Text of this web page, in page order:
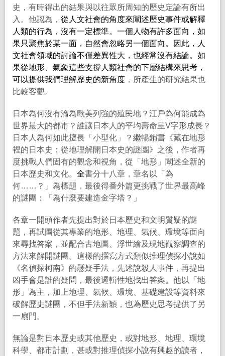
史，有時得出的結果與以往眾所周知的歷史定論有所出
入。他認為， 從人文社會的角度來闡述歷史事件或解釋
人類的行為，沒有一定標準。一個人物有許多面向，如
果只聚焦於某一面，自然會忽略另一個面向。因此，人
文社會領域的討論不僅差異性大，也經常沒有結論。如
果從地形、氣象這些支撐人類社會的下層結構來思考，
可以提供我們理解歷史的新角度 ，所產生的研究結果也
比較客觀。
日本為何沒有淪為歐美列強的殖民地？江戶為何能成為
世界最大的都市？誰讓日本人的平均壽命呈V字形成長？
日本人為何如此擅長「小型化」？繼暢銷書《藏在地形
裡的日本史：從地理解開日本史的謎團》之後，作者再
度挑戰人們固有的觀念和視角，從「地形」闡述全新的
日本歷史和文化。 全書分十八章，章名以「為
何…… ？」為標題，最後得番外篇更挑戰了世界最高峰
的謎團：「為什麼要建造金字塔？」
各章一開頭作者先提出對於日本歷史和文明質疑的謎
題，再試圖從其專業的地形、地理、氣候、環境等面向
來尋找答案，並配合古地圖、浮世繪及現地觀察調查的
方法來解開謎團。這樣的撰寫方式類似推理偵探小說如
《名偵探柯南》的懸疑手法，先述說殺人事件，再提出
凶手會是誰的疑問，最後邏輯性地找出答案。他以「地
形」為主，加上地理、氣候、環境、基礎建設等資料來
破解歷史謎團，不但手法新穎，也為歷史思考提供了另
一扇門。
無論是對日本歷史或其他歷史，或對地形、地理、環境
科學、都市計劃，甚或對推理偵探小說有興趣的讀者，